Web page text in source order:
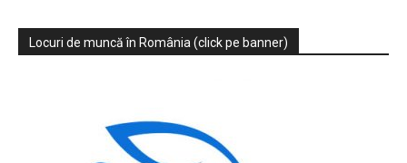
Locuri de muncă în România (click pe banner)